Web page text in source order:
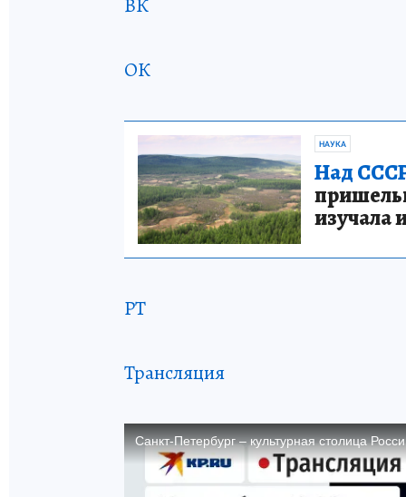
ВК
ОК
НАУКА
Над
изучала
РТ
Трансляция